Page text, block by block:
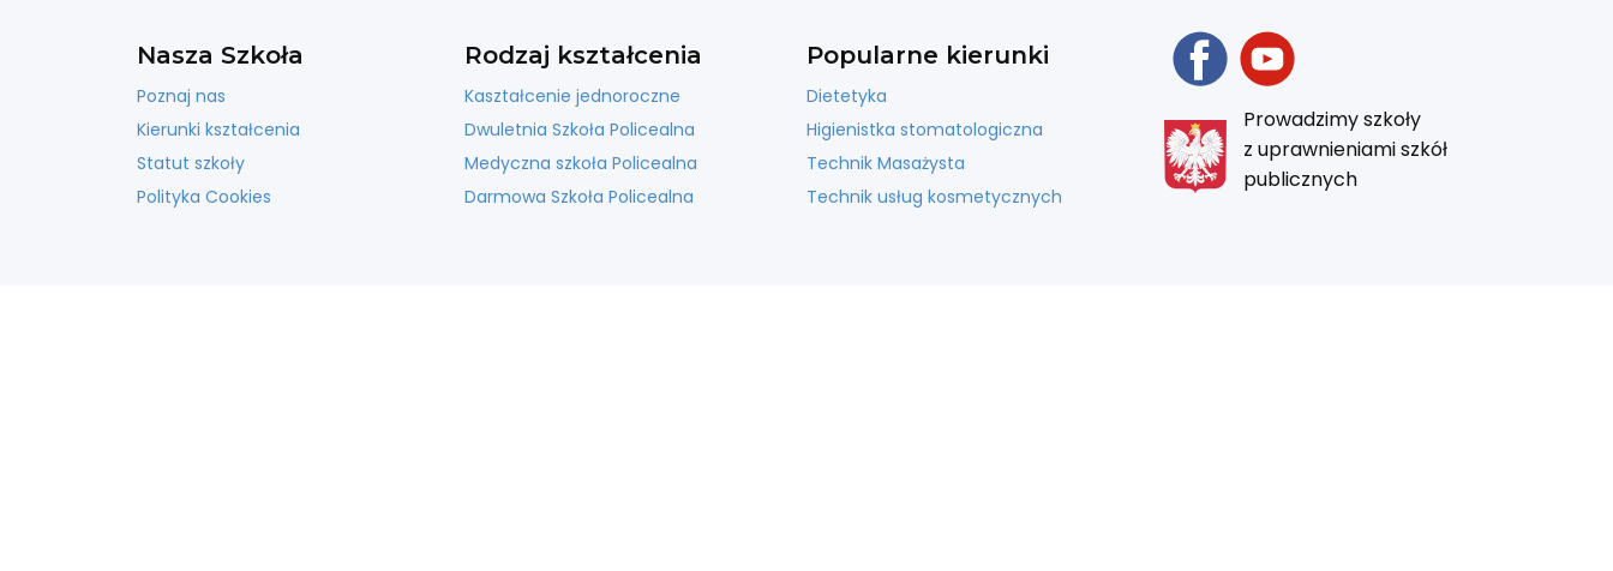
Nasza Szkoła
Poznaj nas
Kierunki kształcenia
Statut szkoły
Polityka Cookies
Rodzaj kształcenia
Kaształcenie jednoroczne
Dwuletnia Szkoła Policealna
Medyczna szkoła Policealna
Darmowa Szkoła Policealna
Popularne kierunki
Dietetyka
Higienistka stomatologiczna
Technik Masażysta
Technik usług kosmetycznych
Prowadzimy szkoły
z uprawnieniami szkół
publicznych